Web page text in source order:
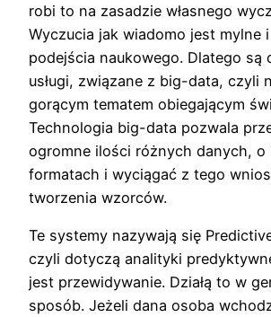
robi to na zasadzie własnego
Wyczucia jak wiadomo jest mylne
podejścia naukowego. Dlatego są
usługi, związane z big-data, czyli
gorącym tematem obiegającym
Technologia big-data pozwala
ogromne ilości różnych danych, o
formatach i wyciągać z tego
tworzenia wzorców.
Te systemy nazywają się
czyli dotyczą analityki
jest przewidywanie. Działą to w
sposób. Jeżeli dana osoba